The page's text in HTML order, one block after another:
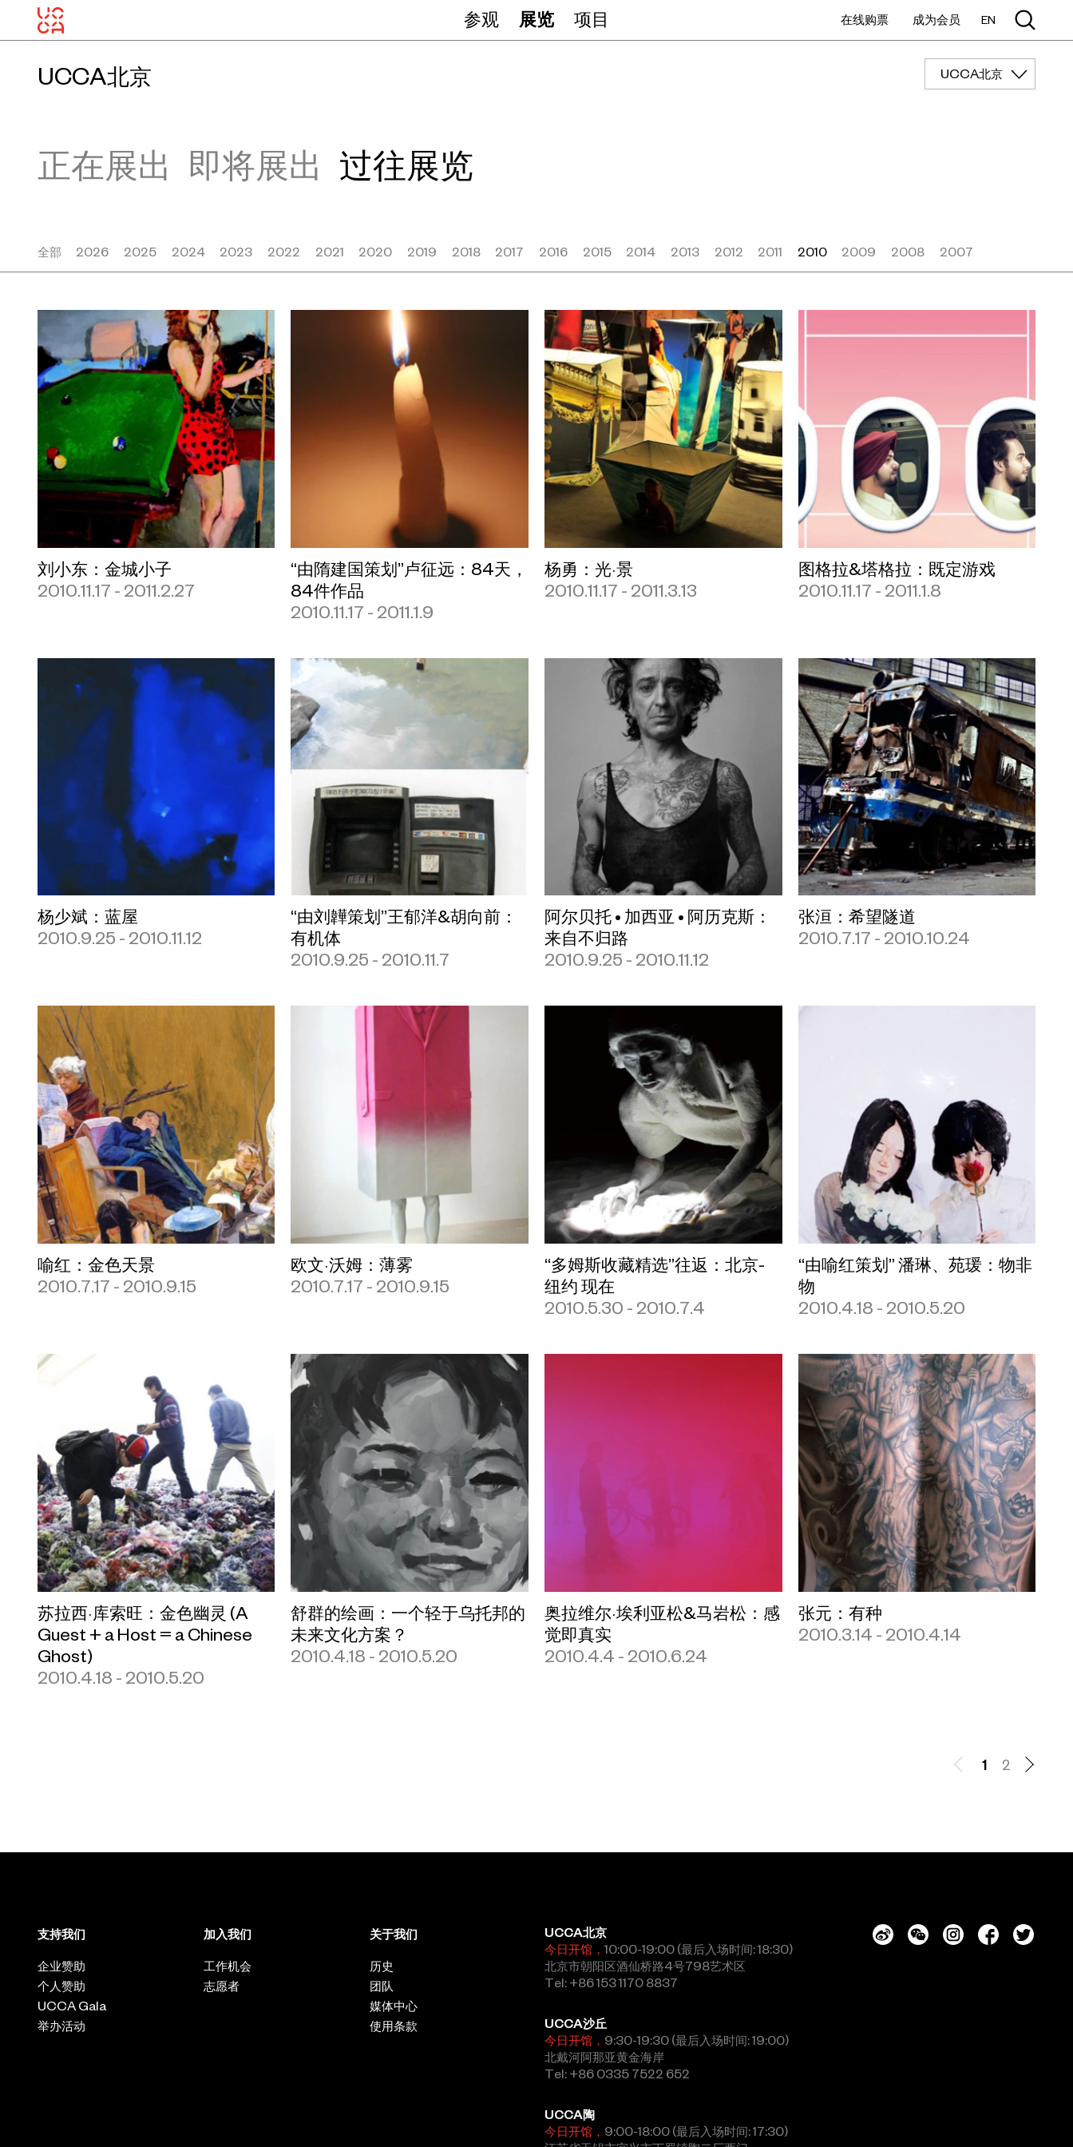
参观 展览 项目 在线购票 成为会员 EN
UCCA北京
UCCA北京
正在展出 即将展出 过往展览
全部 2026 2025 2024 2023 2022 2021 2020 2019 2018 2017 2016 2015 2014 2013 2012 2011 2010 2009 2008 2007
刘小东：金城小子
2010.11.17 - 2011.2.27
“由隋建国策划”卢征远：84天，
84件作品
2010.11.17 - 2011.1.9
杨勇：光·景
2010.11.17 - 2011.3.13
图格拉&塔格拉：既定游戏
2010.11.17 - 2011.1.8
杨少斌：蓝屋
2010.9.25 - 2010.11.12
“由刘韡策划”王郁洋&胡向前：
有机体
2010.9.25 - 2010.11.7
阿尔贝托 • 加西亚 • 阿历克斯：
来自不归路
2010.9.25 - 2010.11.12
张洹：希望隧道
2010.7.17 - 2010.10.24
喻红：金色天景
2010.7.17 - 2010.9.15
欧文·沃姆：薄雾
2010.7.17 - 2010.9.15
“多姆斯收藏精选”往返：北京-
纽约 现在
2010.5.30 - 2010.7.4
“由喻红策划” 潘琳、苑瑗：物非
物
2010.4.18 - 2010.5.20
苏拉西·库索旺：金色幽灵 (A
Guest + a Host = a Chinese
Ghost)
2010.4.18 - 2010.5.20
舒群的绘画：一个轻于乌托邦的
未来文化方案？
2010.4.18 - 2010.5.20
奥拉维尔·埃利亚松&马岩松：感
觉即真实
2010.4.4 - 2010.6.24
张元：有种
2010.3.14 - 2010.4.14
1 2
支持我们
企业赞助
个人赞助
UCCA Gala
举办活动
加入我们
工作机会
志愿者
关于我们
历史
团队
媒体中心
使用条款
UCCA北京
今日开馆， 10:00-19:00 (最后入场时间: 18:30)
北京市朝阳区酒仙桥路4号798艺术区
Tel: +86 153 1170 8837
UCCA沙丘
今日开馆， 9:30-19:30 (最后入场时间: 19:00)
北戴河阿那亚黄金海岸
Tel: +86 0335 7522 652
UCCA陶
今日开馆， 9:00-18:00 (最后入场时间: 17:30)